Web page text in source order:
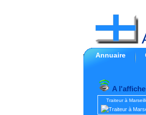
Annuaire
A l'affiche
Traiteur à